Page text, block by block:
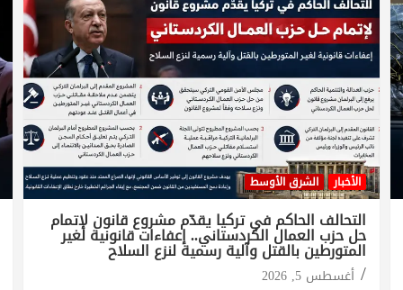
الأخبار الشرق الأوسط
التحالف الحاكم في تركيا يقدّم مشروع قانون لإتمام
حل حزب العمال الكردستاني.. إعفاءات قانونية لغير
المتورطين بالقتل وآلية رسمية لنزع السلاح
أغسطس 5, 2026